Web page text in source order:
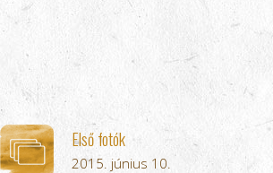
Első fotók
2015. június 10.